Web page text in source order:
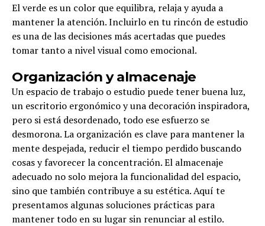
El verde es un color que equilibra, relaja y ayuda a
mantener la atención. Incluirlo en tu rincón de estudio
es una de las decisiones más acertadas que puedes
tomar tanto a nivel visual como emocional.
Organización y almacenaje
Un espacio de trabajo o estudio puede tener buena luz,
un escritorio ergonómico y una decoración inspiradora,
pero si está desordenado, todo ese esfuerzo se
desmorona. La organización es clave para mantener la
mente despejada, reducir el tiempo perdido buscando
cosas y favorecer la concentración. El almacenaje
adecuado no solo mejora la funcionalidad del espacio,
sino que también contribuye a su estética. Aquí te
presentamos algunas soluciones prácticas para
mantener todo en su lugar sin renunciar al estilo.